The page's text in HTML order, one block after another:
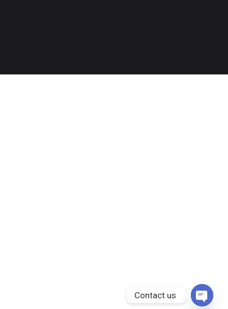
Contact us